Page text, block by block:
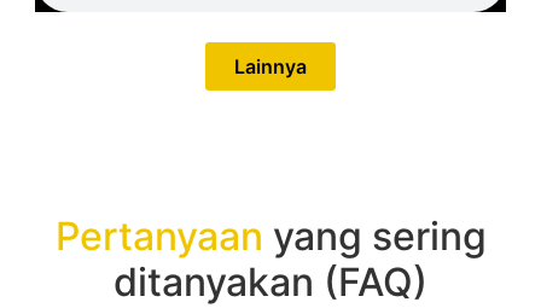
Lainnya
Pertanyaan yang sering
ditanyakan (FAQ)